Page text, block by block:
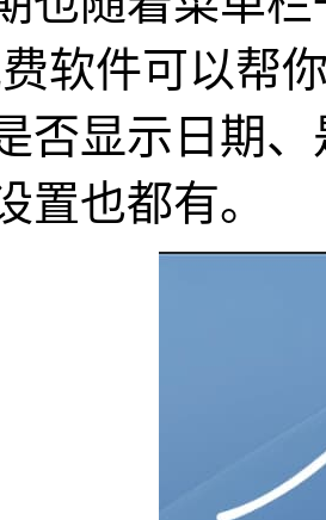
软件可以帮
否显示日期
置也都有。